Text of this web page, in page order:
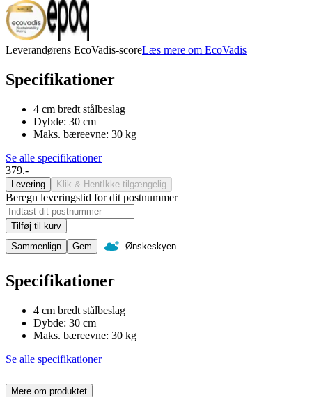
Leverandørens EcoVadis-scoreLæs mere om EcoVadis
Specifikationer
4 cm bredt stålbeslag
Dybde: 30 cm
Maks. bæreevne: 30 kg
Se alle specifikationer
379.-
Levering Klik & Hent Ikke tilgængelig
Beregn leveringstid for dit postnummer
Tilføj til kurv
Sammenlign
Gem Ønskeskyen
Specifikationer
4 cm bredt stålbeslag
Dybde: 30 cm
Maks. bæreevne: 30 kg
Se alle specifikationer
Mere om produktet